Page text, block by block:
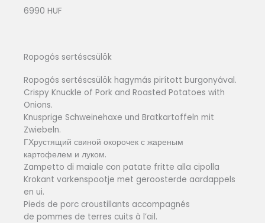
6990 HUF
Ropogós sertéscsülök
Ropogós sertéscsülök hagymás pirított burgonyával.
Crispy Knuckle of Pork and Roasted Potatoes with
Onions.
Knusprige Schweinehaxe und Bratkartoffeln mit
Zwiebeln.
ГХрустящий свиной окорочек с жареным
картофелем и луком.
Zampetto di maiale con patate fritte alla cipolla
Krokant varkenspootje met geroosterde aardappels
en ui.
Pieds de porc croustillants accompagnés
de pommes de terres cuits à l’ail.